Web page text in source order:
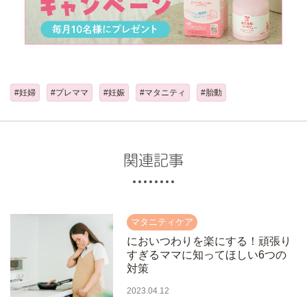
#妊婦 #プレママ #妊娠 #マタニティ #胎動
関連記事
においつわりを楽にする！頑張り
すぎるママに知ってほしい6つの
対策
2023.04.12